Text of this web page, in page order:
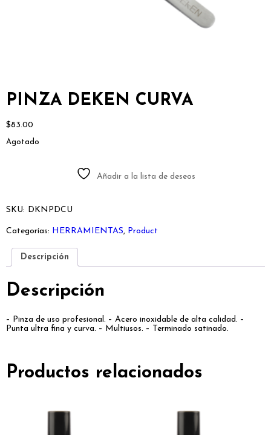
PINZA DEKEN CURVA
$83.00
Agotado
Añadir a la lista de deseos
SKU: DKNPDCU
Categorías: HERRAMIENTAS, Product
Descripción
Descripción
– Pinza de uso profesional. – Acero inoxidable de alta calidad. –
Punta ultra fina y curva. – Multiusos. – Terminado satinado.
Productos relacionados